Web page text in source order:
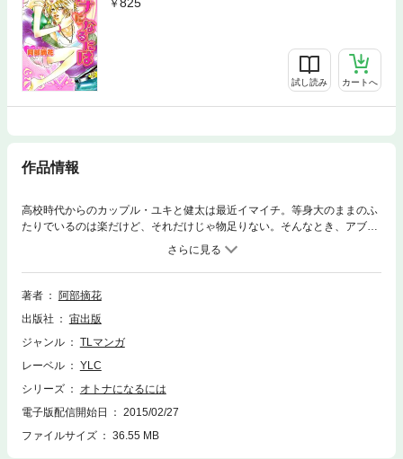
825
試し読み カートへ
作品情報
高校時代からのカップル・ユキと健太は最近イマイチ。等身大のままのふ
たりでいるのは楽だけど、それだけじゃ物足りない。そんなとき、アブナ
イ魅力の大学院生・依田がユキに近付いて…！？仔猫なふたりのグローイ
ングストーリーのほか、ココロにピリッと効くスタイリッシュ・ラブを５
編収録！
著者
阿部摘花
出版社
宙出版
ジャンル
TLマンガ
レーベル
YLC
シリーズ
オトナになるには
電子版配信開始日
2015/02/27
ファイルサイズ
36.55 MB